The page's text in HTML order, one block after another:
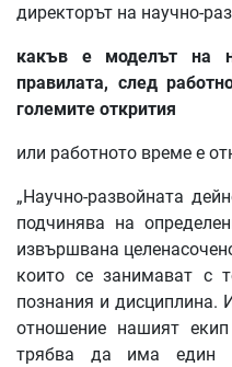
директорът на научно-
какъв е моделът на
правилата, след
големите открития
или работното време е
„Научно-развойната
подчинява на
извършвана
които се занимават с
познания и дисциплина.
отношение нашият
трябва да има един